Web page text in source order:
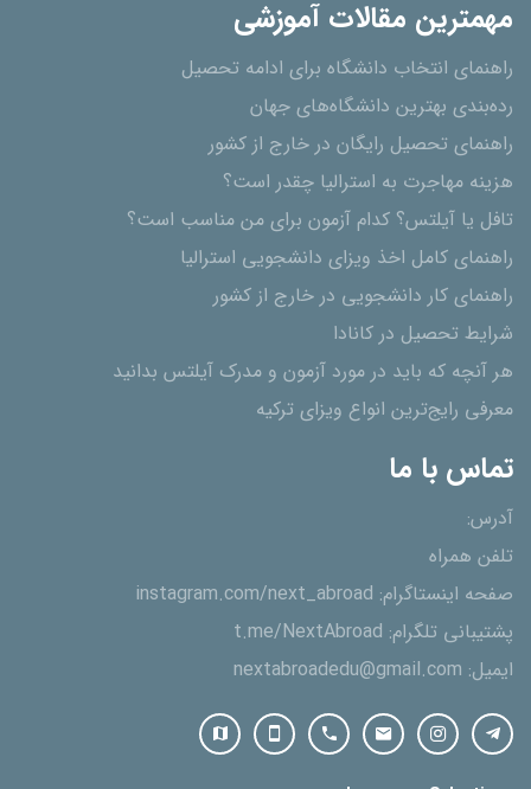
مهمترین مقالات آموزشی
راهنمای انتخاب دانشگاه برای ادامه تحصیل
رده‌بندی بهترین دانشگاه‌های جهان
راهنمای تحصیل رایگان در خارج از کشور
هزینه مهاجرت به استرالیا چقدر است؟
تافل یا آیلتس؟ کدام آزمون برای من مناسب است؟
راهنمای کامل اخذ ویزای دانشجویی استرالیا
راهنمای کار دانشجویی در خارج از کشور
شرایط تحصیل در کانادا
هر آنچه که باید در مورد آزمون و مدرک آیلتس بدانید
معرفی رایج‌ترین انواع ویزای ترکیه
تماس با ما
آدرس:
تلفن همراه
صفحه اینستاگرام: instagram.com/next_abroad
پشتیبانی تلگرام: t.me/NextAbroad
ایمیل: nextabroadedu@gmail.com